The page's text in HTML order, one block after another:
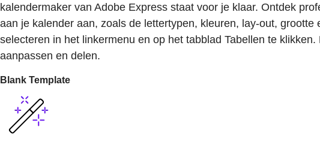
kalendermaker van Adobe Express staat voor je klaar. Ontdek
aan je kalender aan, zoals de lettertypen, kleuren, lay-out,
selecteren in het linkermenu en op het tabblad Tabellen te
aanpassen en delen.
Blank Template